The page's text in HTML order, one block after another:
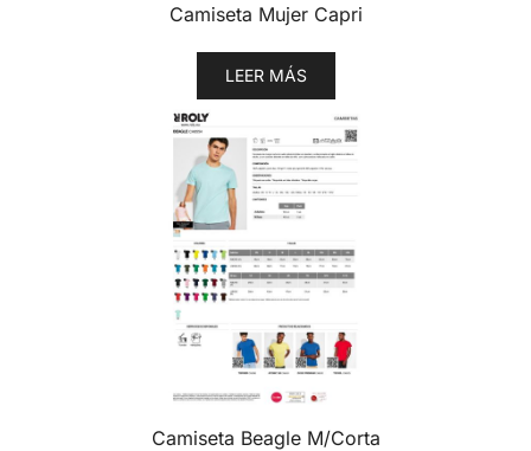
Camiseta Mujer Capri
LEER MÁS
Camiseta Beagle M/Corta